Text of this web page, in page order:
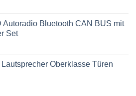
Autoradio Bluetooth CAN BUS mit
Set
Oberklasse Türen